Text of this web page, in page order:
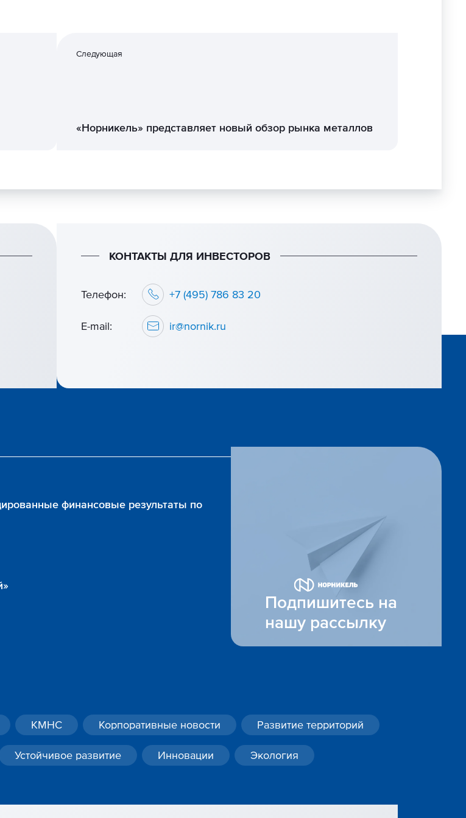
Следующая
«Норникель» представляет новый обзор рынка металлов
КОНТАКТЫ ДЛЯ ИНВЕСТОРОВ
Телефон:
+7 (495) 786 83 20
E-mail:
ir@nornik.ru
финансовые результаты по
Подпишитесь на
нашу рассылку
КМНС Корпоративные новости
Развитие территорий
Устойчивое развитие Инновации Экология